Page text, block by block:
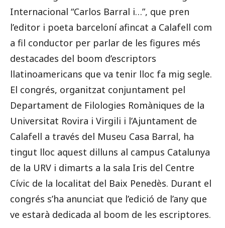
Internacional “Carlos Barral i…”, que pren
l’editor i poeta barceloní afincat a Calafell com
a fil conductor per parlar de les figures més
destacades del boom d’escriptors
llatinoamericans que va tenir lloc fa mig segle.
El congrés, organitzat conjuntament pel
Departament de Filologies Romàniques de la
Universitat Rovira i Virgili i l’Ajuntament de
Calafell a través del Museu Casa Barral, ha
tingut lloc aquest dilluns al campus Catalunya
de la URV i dimarts a la sala Iris del Centre
Cívic de la localitat del Baix Penedès. Durant el
congrés s’ha anunciat que l’edició de l’any que
ve estarà dedicada al boom de les escriptores.